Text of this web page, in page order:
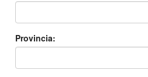
Provincia: